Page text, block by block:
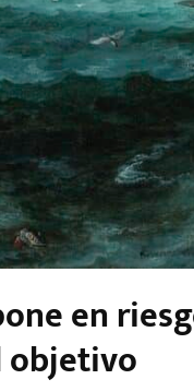
en
objetivo